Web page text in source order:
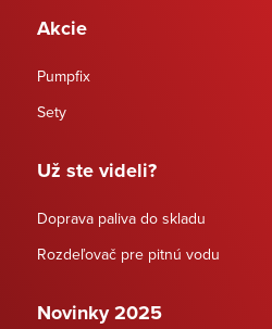
Akcie
Pumpfix
Sety
Už ste videli?
Doprava paliva do skladu
Rozdeľovač pre pitnú vodu
Novinky 2025